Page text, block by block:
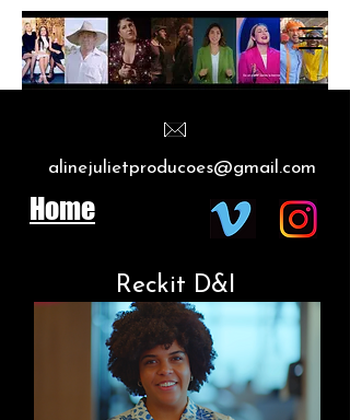
alinejulietproducoes@gmail.com
Home
Reckit D&I